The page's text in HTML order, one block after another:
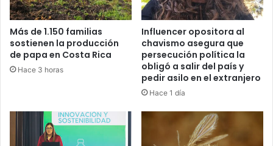
Más de 1.150 familias
sostienen la producción
de papa en Costa Rica
Hace 3 horas
Influencer opositora al
chavismo asegura que
persecución política la
obligó a salir del país y
pedir asilo en el extranjero
Hace 1 día